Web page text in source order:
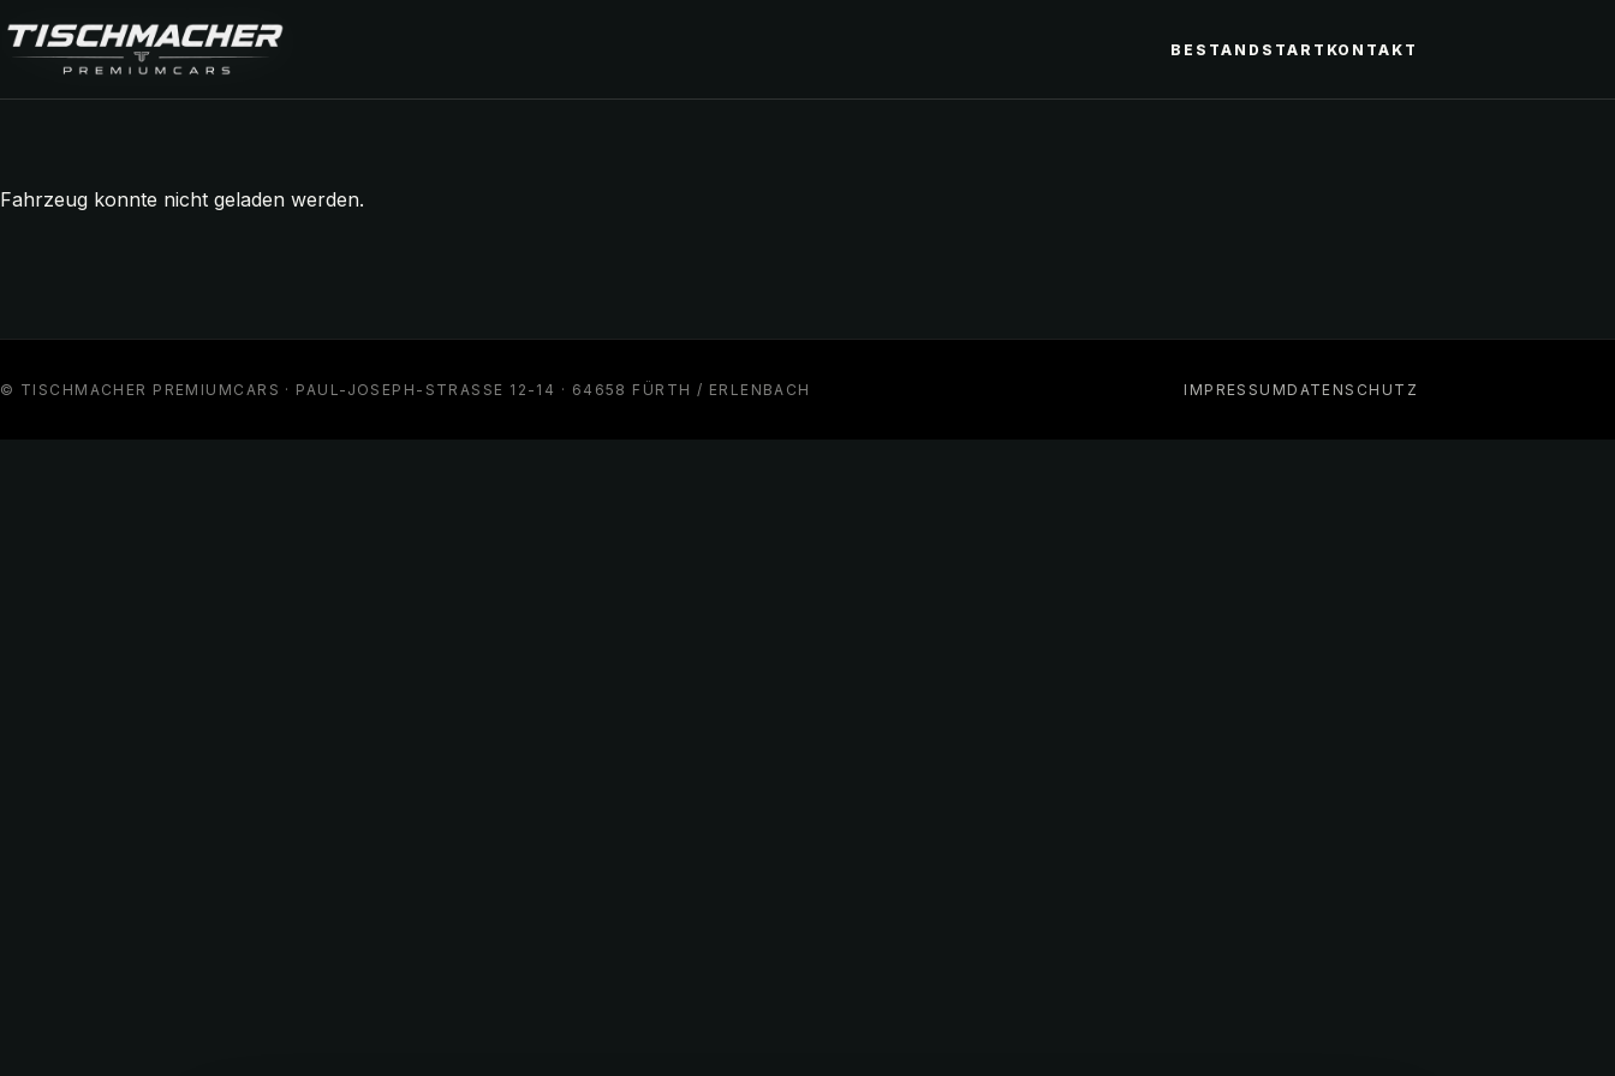
BESTAND START KONTAKT
Fahrzeug konnte nicht geladen werden.
© TISCHMACHER PREMIUMCARS · PAUL-JOSEPH-STRASSE 12-14 · 64658 FÜRTH / ERLENBACH IMPRESSUM DATENSCHUTZ